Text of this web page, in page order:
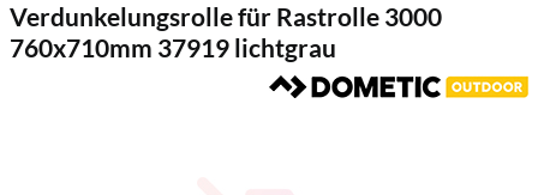
Verdunkelungsrolle für Rastrolle 3000
760x710mm 37919 lichtgrau